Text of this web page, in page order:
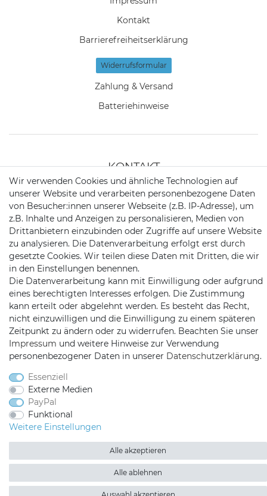
Kontakt
Barrierefreiheitserklärung
Widerrufs­formular
Zahlung & Versand
Batteriehinweise
KONTAKT
Telefon:09721 / 9453362
Mail:info@satshopping.de
Kopenhagenstr. 4
97424 Schweinfurt
Satshopping auf Facebook
Satshopping auf
Satshopping auf
2026 Satshopping
Wir verwenden Cookies und ähnliche Technologien auf
unserer Website und verarbeiten personenbezogene Daten
von Besucher:innen unserer Webseite (z.B. IP-Adresse), um
z.B. Inhalte und Anzeigen zu personalisieren, Medien von
Drittanbietern einzubinden oder Zugriffe auf unsere Website
zu analysieren. Die Datenverarbeitung erfolgt erst durch
gesetzte Cookies. Wir teilen diese Daten mit Dritten, die wir
in den Einstellungen benennen.
Die Datenverarbeitung kann mit Einwilligung oder aufgrund
eines berechtigten Interesses erfolgen. Die Zustimmung
kann erteilt oder abgelehnt werden. Es besteht das Recht,
nicht einzuwilligen und die Einwilligung zu einem späteren
Zeitpunkt zu ändern oder zu widerrufen. Beachten Sie unser
Impressum und weitere Hinweise zur Verwendung
personenbezogener Daten in unserer Daten­schutz­erklärung.
Essenziell
Externe Medien
PayPal
Funktional
Weitere Einstellungen
Alle akzeptieren
Alle ablehnen